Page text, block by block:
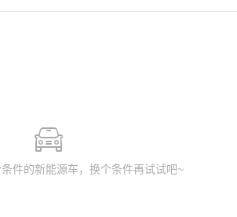
件的新能源车，换个条件再试试吧~